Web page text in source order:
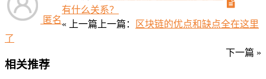
匿名
有什么关系？
« 上一篇 上一篇：
区块链的优点和缺点全在这里
了
下一篇 »
相关推荐